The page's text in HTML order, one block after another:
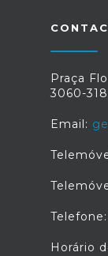
Praça
3060-
Email:
Telefone:
Horário